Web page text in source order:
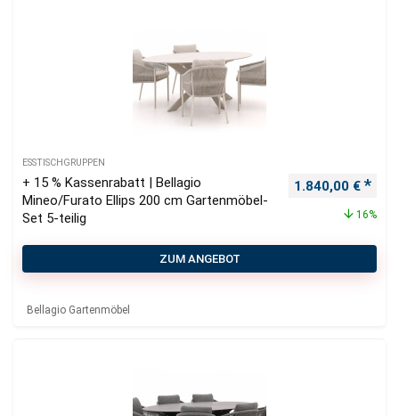
ESSTISCHGRUPPEN
+ 15 % Kassenrabatt | Bellagio
Mineo/Furato Ellips 200 cm Gartenmöbel-
Set 5-teilig
Ursprünglicher
1.840,00 €
16%
ZUM ANGEBOT
Bellagio Gartenmöbel